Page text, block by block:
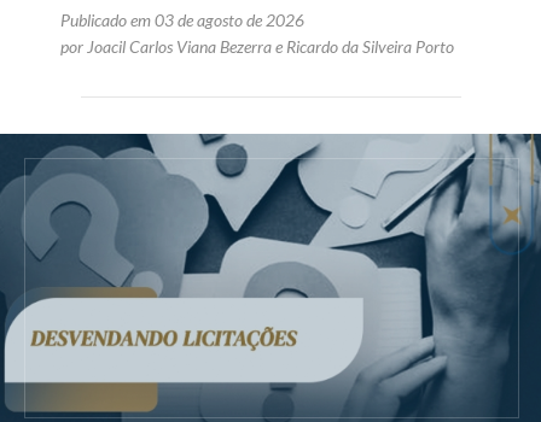
Publicado em 03 de agosto de 2026
por Joacil Carlos Viana Bezerrae Ricardo da Silveira Porto